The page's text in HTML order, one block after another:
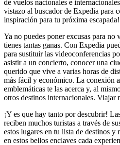
de vuelos nacionales e
vistazo al buscador de Expedia para
inspiración para tu próxima escapada!
Ya no puedes poner excusas para no
tienes tantas ganas. Con Expedia
para sustituir las videoconferencias
asistir a un concierto, conocer una
querido que vive a varias horas de
más fácil y económico. La conexión
emblemáticas te las acerca y, al
otros destinos internacionales. Viajar
¡Y es que hay tanto por descubrir!
reciben muchos turistas a través de
estos lugares en tu lista de destinos
en estos bellos enclaves cada